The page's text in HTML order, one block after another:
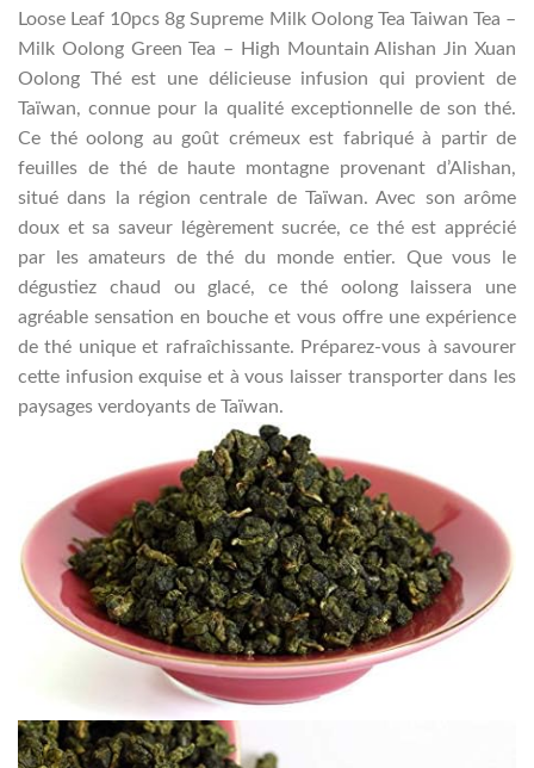
Loose Leaf 10pcs 8g Supreme Milk Oolong Tea Taiwan Tea –
Milk Oolong Green Tea – High Mountain Alishan Jin Xuan
Oolong Thé est une délicieuse infusion qui provient de
Taïwan, connue pour la qualité exceptionnelle de son thé.
Ce thé oolong au goût crémeux est fabriqué à partir de
feuilles de thé de haute montagne provenant d’Alishan,
situé dans la région centrale de Taïwan. Avec son arôme
doux et sa saveur légèrement sucrée, ce thé est apprécié
par les amateurs de thé du monde entier. Que vous le
dégustiez chaud ou glacé, ce thé oolong laissera une
agréable sensation en bouche et vous offre une expérience
de thé unique et rafraîchissante. Préparez-vous à savourer
cette infusion exquise et à vous laisser transporter dans les
paysages verdoyants de Taïwan.